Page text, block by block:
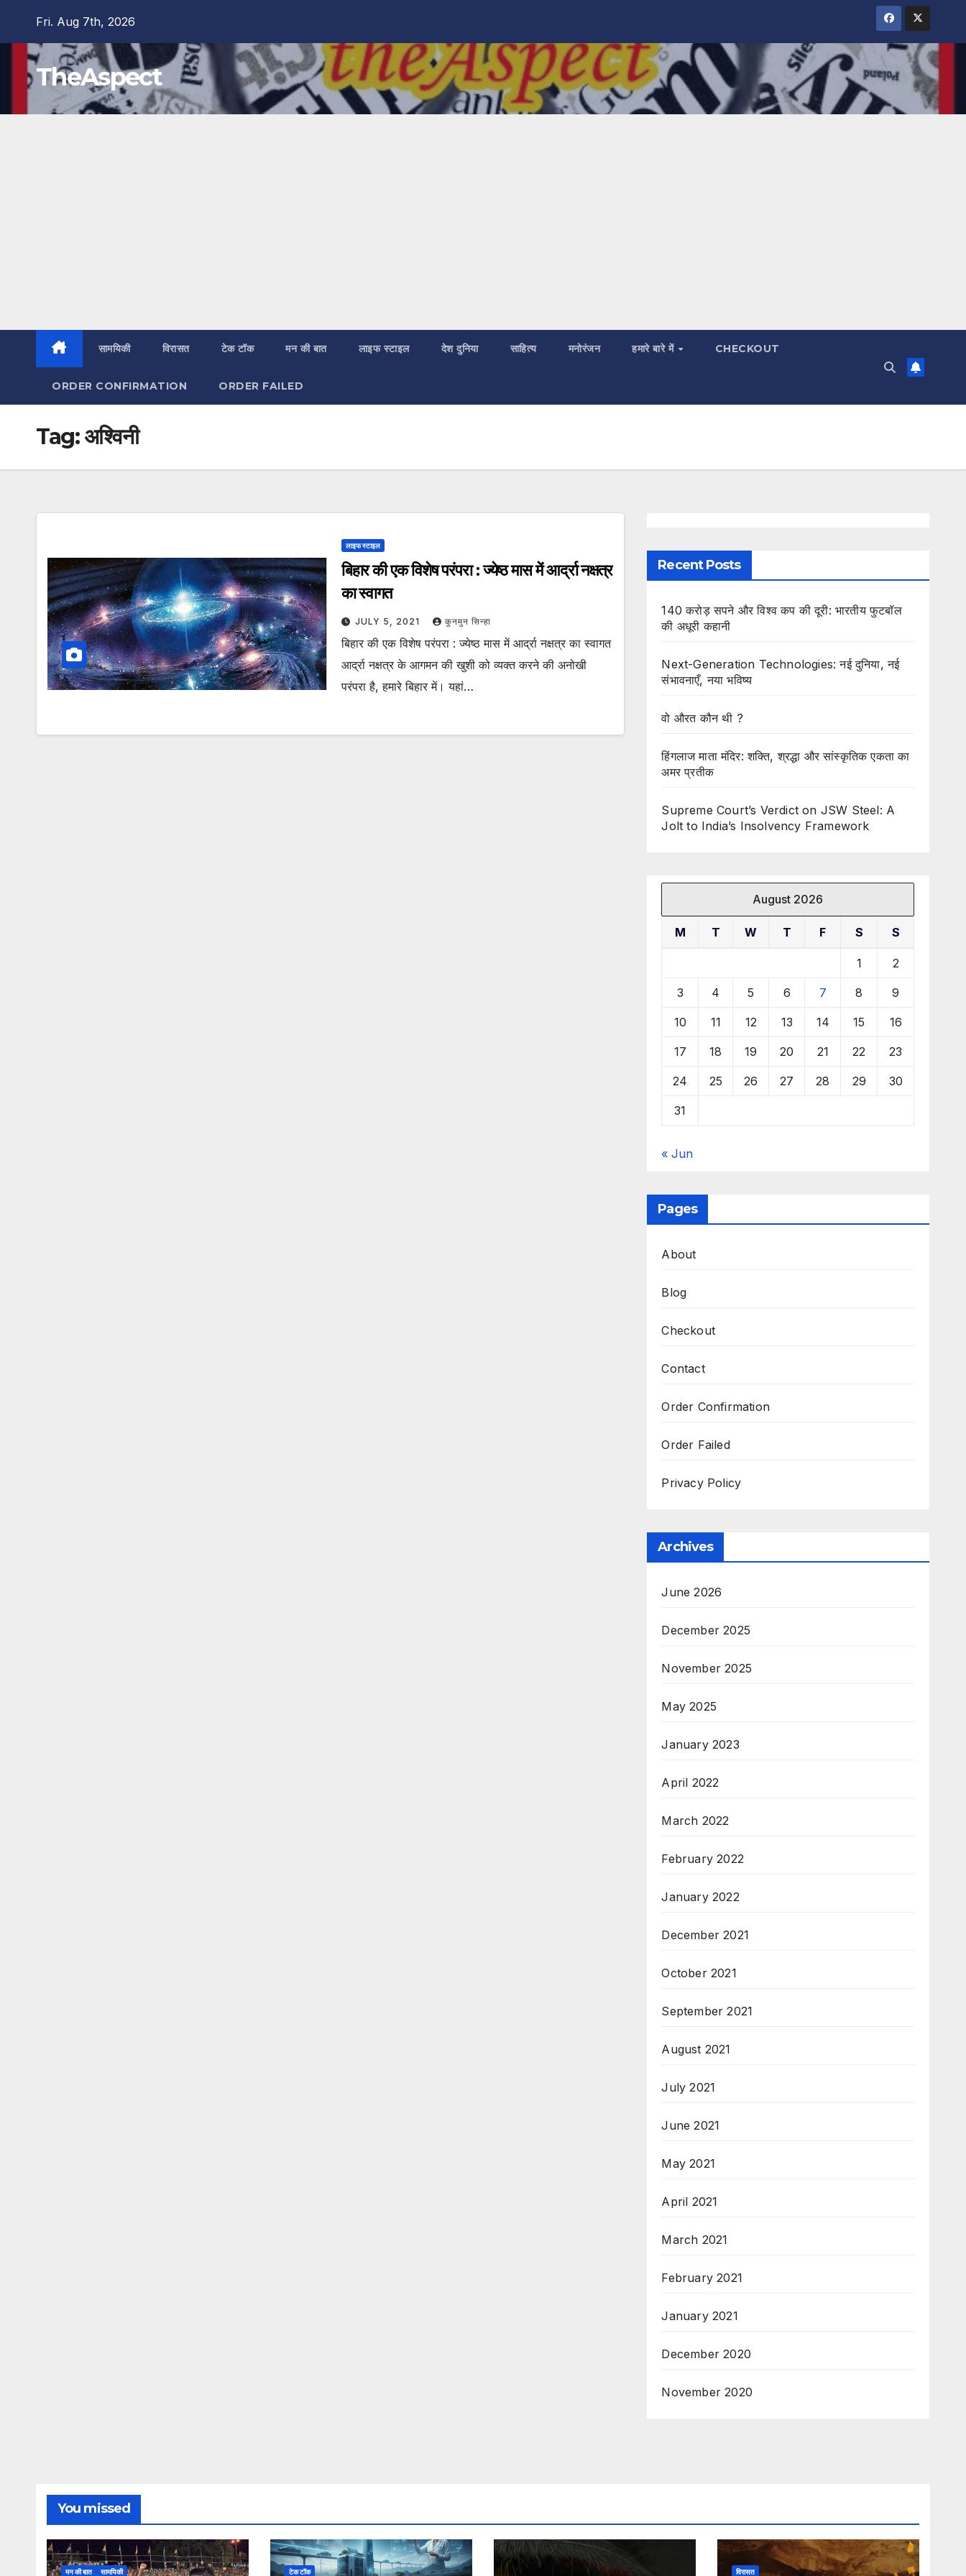
content
Fri. Aug 7th, 2026
TheAspect
सामयिकी विरासत टेक टॉक मन की बात लाइफ स्टाइल देश दुनिया साहित्य मनोरंजन हमारे बारे में CHECKOUT
ORDER CONFIRMATION ORDER FAILED
Tag:अश्विनी
लाइफ स्टाइल
बिहार की एक विशेष परंपरा : ज्येष्ठ मास में आर्द्रा नक्षत्र
का स्वागत
JULY 5, 2021 कुनमुन सिन्हा
बिहार की एक विशेष परंपरा : ज्येष्ठ मास में आर्द्रा नक्षत्र का स्वागत
आर्द्रा नक्षत्र के आगमन की खुशी को व्यक्त करने की अनोखी
परंपरा है, हमारे बिहार में। यहां…
Recent Posts
140 करोड़ सपने और विश्व कप की दूरी: भारतीय फुटबॉल
की अधूरी कहानी
Next-Generation Technologies: नई दुनिया, नई
संभावनाएँ, नया भविष्य
वो औरत कौन थी ?
हिंगलाज माता मंदिर: शक्ति, श्रद्धा और सांस्कृतिक एकता का
अमर प्रतीक
Supreme Court’s Verdict on JSW Steel: A
Jolt to India’s Insolvency Framework
August 2026
M T W T F S S
1 2
3 4 5 6 7 8 9
10 11 12 13 14 15 16
17 18 19 20 21 22 23
24 25 26 27 28 29 30
31
« Jun
Pages
About
Blog
Checkout
Contact
Order Confirmation
Order Failed
Privacy Policy
Archives
June 2026
December 2025
November 2025
May 2025
January 2023
April 2022
March 2022
February 2022
January 2022
December 2021
October 2021
September 2021
August 2021
July 2021
June 2021
May 2021
April 2021
March 2021
February 2021
January 2021
December 2020
November 2020
You missed
मन की बात सामयिकी टेक टॉक विरासत